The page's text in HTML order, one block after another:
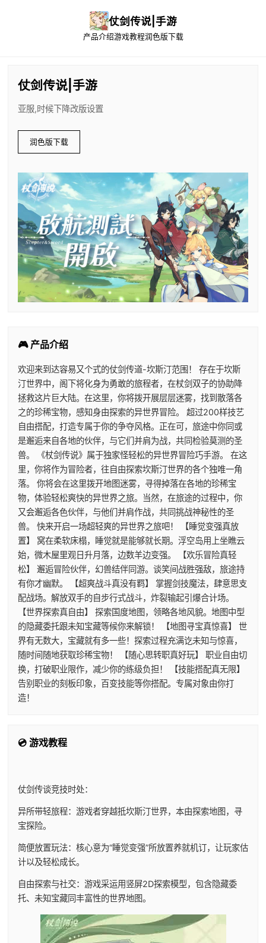
仗剑传说|手游
产品介绍游戏教程润色版下载
仗剑传说|手游
亚服,时候下降改版设置
润色版下载
🎮 产品介绍
欢迎来到达容易又个式的仗剑传道-坎斯汀范围！ 存在于坎斯
汀世界中，阁下将化身为勇敢的旅程者，在杖剑双子的协助降
拯救这片巨大陆。在这里，你将拨开展层层迷雾，找到散落各
之的珍稀宝物，感知身由探索的异世界冒险。 超过200样技艺
自由搭配，打造专属于你的争夺风格。正在可，旅途中你同或
是邂逅来自各地的伙伴，与它们并肩为战，共同检验莫测的圣
兽。 《杖剑传说》属于独家怪轻松的异世界冒险巧手游。 在这
里，你将作为冒险者，往自由探索坎斯汀世界的各个独唯一角
落。 你将会在这里拨开地图迷雾，寻得掉落在各地的珍稀宝
物，体验轻松爽快的异世界之旅。当然，在旅途的过程中，你
又会邂逅各色伙伴，与他们并肩作战，共同挑战神秘性的圣
兽。 快来开启一场超轻爽的异世界之旅吧！ 【睡觉变强真放
置】 窝在柔软床榻，睡觉就是能够就长期。浮空岛用上坐瞧云
始，微木屋里观日升月落，边数羊边变强。 【欢乐冒险真轻
松】 邂逅冒险伙伴，幻兽结伴同游。谈笑间战胜强敌，旅途持
有你才幽默。 【超爽战斗真没有羁】 掌握剑技魔法，肆意思支
配战场。解放双手的自步行式战斗，炸裂输起引爆合计场。
【世界探索真自由】 探索国度地图，领略各地风貌。地图中型
的隐藏委托跟未知宝藏等候你来解锁！ 【地图寻宝真惊喜】 世
界有无数大，宝藏就有多一些！探索过程充满讫未知与惊喜，
随时间随地获取珍稀宝物！ 【随心思转职真好玩】 职业自由切
换，打破职业限作，减少你的练级负担！ 【技能搭配真无限】
告别职业的刻板印象，百变技能等你搭配。专属对象由你打
造！
💿 游戏教程
仗剑传谈竞技时处：
异所带轻旅程：游戏者穿越抵坎斯汀世界，本由探索地图，寻
宝探险。
简便放置玩法：核心意为“睡觉变强”所放置养就机订，让玩家估
计以及轻松成长。
自由探索与社交：游戏采运用竖屏2D探索模型，包含隐藏委
托、未知宝藏同丰富性的世界地图。